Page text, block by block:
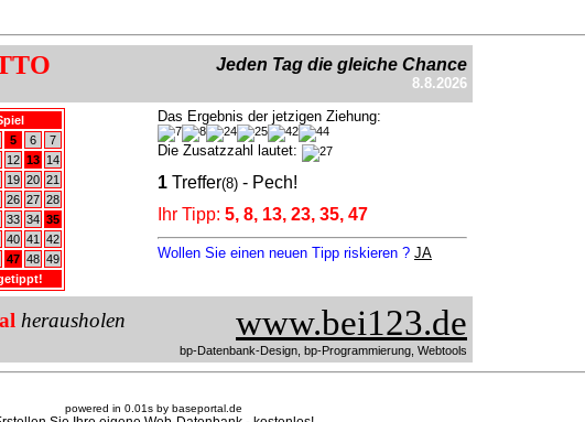
Jeden Tag die gleiche Chance
8.8.2026
5 6
7
12 13
14
19 20 21
26 27 28
33 34 35
40 41
42
47 48 49
Das Ergebnis der jetzigen Ziehung:
Die Zusatzzahl lautet:
1 Treffer(8) - Pech!
Ihr Tipp: 5, 8, 13, 23, 35, 47
Wollen Sie einen neuen Tipp riskieren ? JA
herausholen www.bei123.de
bp-Datenbank-Design, bp-Programmierung, Webtools
powered in 0.01s by baseportal.de